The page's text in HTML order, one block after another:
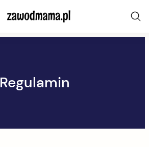
zawodmama.pl
Regulamin